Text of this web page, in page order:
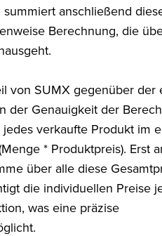
anschließend
Berechnung, die
von SUMX gegenüber der
der Genauigkeit der
verkaufte Produkt im
* Produktpreis). Erst
über alle diese
die individuellen Preise
was eine präzise